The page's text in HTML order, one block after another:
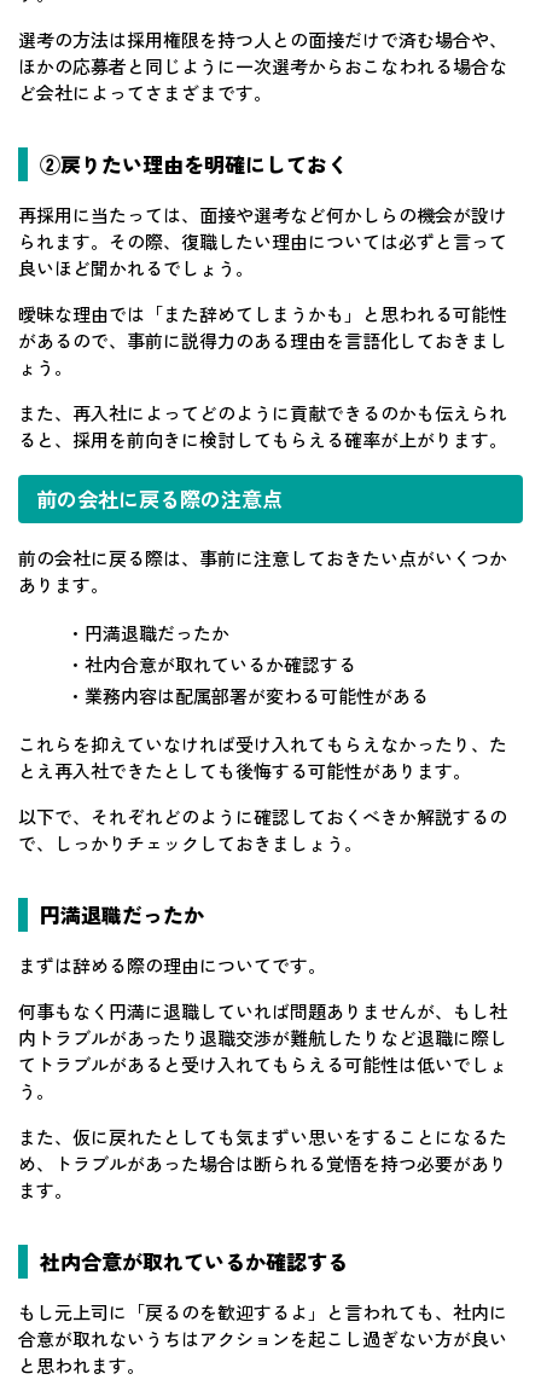
選考の方法は採用権限を持つ人との面接だけで済む場合や、
ほかの応募者と同じように一次選考からおこなわれる場合な
ど会社によってさまざまです。
②戻りたい理由を明確にしておく
再採用に当たっては、面接や選考など何かしらの機会が設け
られます。その際、復職したい理由については必ずと言って
良いほど聞かれるでしょう。
曖昧な理由では「また辞めてしまうかも」と思われる可能性
があるので、事前に説得力のある理由を言語化しておきまし
ょう。
また、再入社によってどのように貢献できるのかも伝えられ
ると、採用を前向きに検討してもらえる確率が上がります。
前の会社に戻る際の注意点
前の会社に戻る際は、事前に注意しておきたい点がいくつか
あります。
・円満退職だったか
・社内合意が取れているか確認する
・業務内容は配属部署が変わる可能性がある
これらを抑えていなければ受け入れてもらえなかったり、た
とえ再入社できたとしても後悔する可能性があります。
以下で、それぞれどのように確認しておくべきか解説するの
で、しっかりチェックしておきましょう。
円満退職だったか
まずは辞める際の理由についてです。
何事もなく円満に退職していれば問題ありませんが、もし社
内トラブルがあったり退職交渉が難航したりなど退職に際し
てトラブルがあると受け入れてもらえる可能性は低いでしょ
う。
また、仮に戻れたとしても気まずい思いをすることになるた
め、トラブルがあった場合は断られる覚悟を持つ必要があり
ます。
社内合意が取れているか確認する
もし元上司に「戻るのを歓迎するよ」と言われても、社内に
合意が取れないうちはアクションを起こし過ぎない方が良い
と思われます。